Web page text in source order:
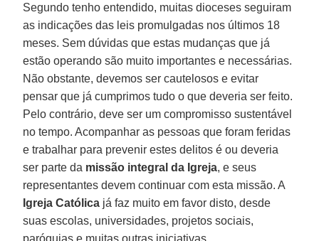
Segundo tenho entendido, muitas dioceses seguiram
as indicações das leis promulgadas nos últimos 18
meses. Sem dúvidas que estas mudanças que já
estão operando são muito importantes e necessárias.
Não obstante, devemos ser cautelosos e evitar
pensar que já cumprimos tudo o que deveria ser feito.
Pelo contrário, deve ser um compromisso sustentável
no tempo. Acompanhar as pessoas que foram feridas
e trabalhar para prevenir estes delitos é ou deveria
ser parte da missão integral da Igreja, e seus
representantes devem continuar com esta missão. A
Igreja Católica já faz muito em favor disto, desde
suas escolas, universidades, projetos sociais,
paróquias e muitas outras iniciativas.